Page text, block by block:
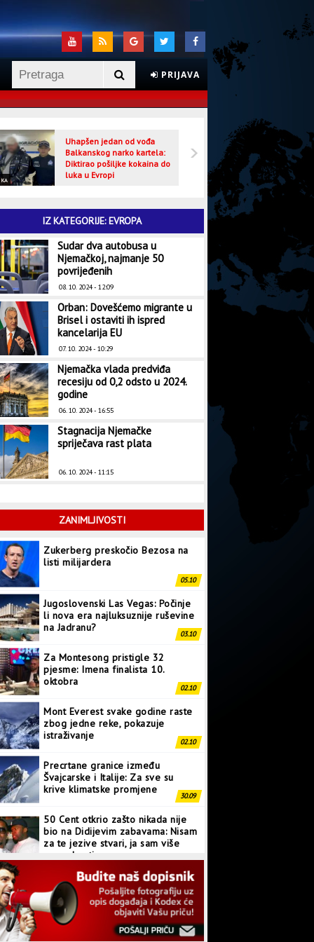
PRIJAVA
Uhapšen jedan od vođa
Balkanskog narko kartela:
Diktirao pošiljke kokaina do
luka u Evropi
CRNA HRONIKA
IZ KATEGORIJE: EVROPA
Sudar dva autobusa u
Njemačkoj, najmanje 50
povrijeđenih
08. 10. 2024 - 12:09
Orban: Dovešćemo migrante u
Brisel i ostaviti ih ispred
kancelarija EU
07. 10. 2024 - 10:29
Njemačka vlada predviđa
recesiju od 0,2 odsto u 2024.
godine
06. 10. 2024 - 16:55
Stagnacija Njemačke
spriječava rast plata
06. 10. 2024 - 11:15
ZANIMLJIVOSTI
Zukerberg preskočio Bezosa na
listi milijardera
05.10
Jugoslovenski Las Vegas: Počinje
li nova era najluksuznije ruševine
na Jadranu?
03.10
Za Montesong pristigle 32
pjesme: Imena finalista 10.
oktobra
02.10
Mont Everest svake godine raste
zbog jedne reke, pokazuje
istraživanje
02.10
Precrtane granice između
Švajcarske i Italije: Za sve su
krive klimatske promjene
30.09
50 Cent otkrio zašto nikada nije
bio na Didijevim zabavama: Nisam
za te jezive stvari, ja sam više
normalan tip
28.09
Japanci prave superkompjuter
kakav svijet još nije vidio
27.09
Linkin Park ima novu pjesmu: